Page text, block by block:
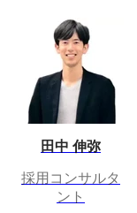
田中 伸弥
採用コンサルタ
ント